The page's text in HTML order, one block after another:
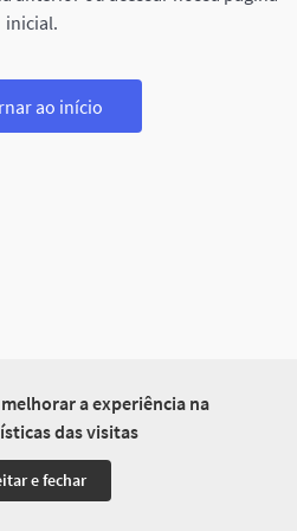
a experiência na
das visitas
e fechar
inicial.
ao início